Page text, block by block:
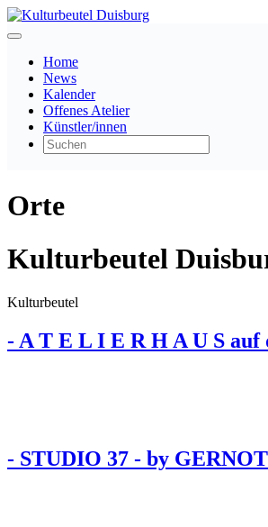
Home
News
Kalender
Offenes Atelier
Künstler/innen
Orte
Kulturbeutel
Kulturbeutel
- A T E L I E R H A U S auf
- STUDIO 37 - by